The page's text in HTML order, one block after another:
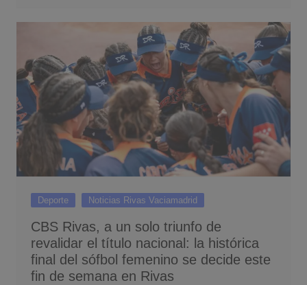
Deporte Noticias Rivas Vaciamadrid
CBS Rivas, a un solo triunfo de
revalidar el título nacional: la histórica
final del sófbol femenino se decide este
fin de semana en Rivas